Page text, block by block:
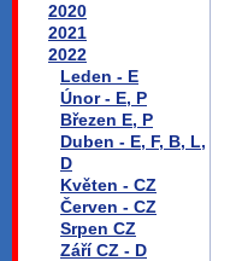
2020
2021
2022
Leden - E
Únor - E, P
Březen E, P
Duben - E, F, B, L,
D
Květen - CZ
Červen - CZ
Srpen CZ
Září CZ - D